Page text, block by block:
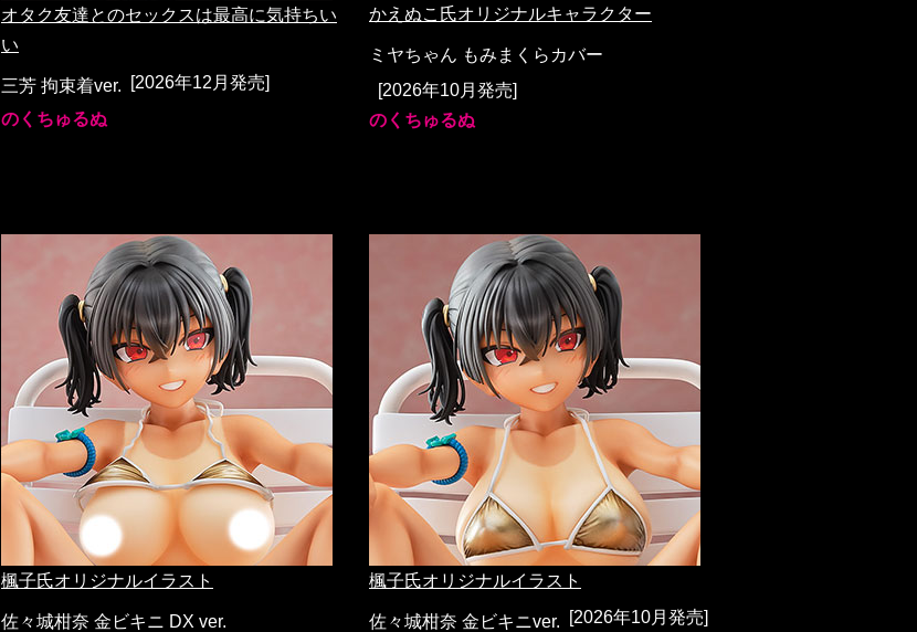
オタク友達とのセックスは最高に気持ちい
い
三芳 拘束着ver.
[2026年12月発売]
のくちゅるぬ
かえぬこ氏オリジナルキャラクター
ミヤちゃん もみまくらカバー
[2026年10月発売]
のくちゅるぬ
楓子氏オリジナルイラスト
佐々城柑奈 金ビキニ DX ver.
楓子氏オリジナルイラスト
佐々城柑奈 金ビキニver.
[2026年10月発売]